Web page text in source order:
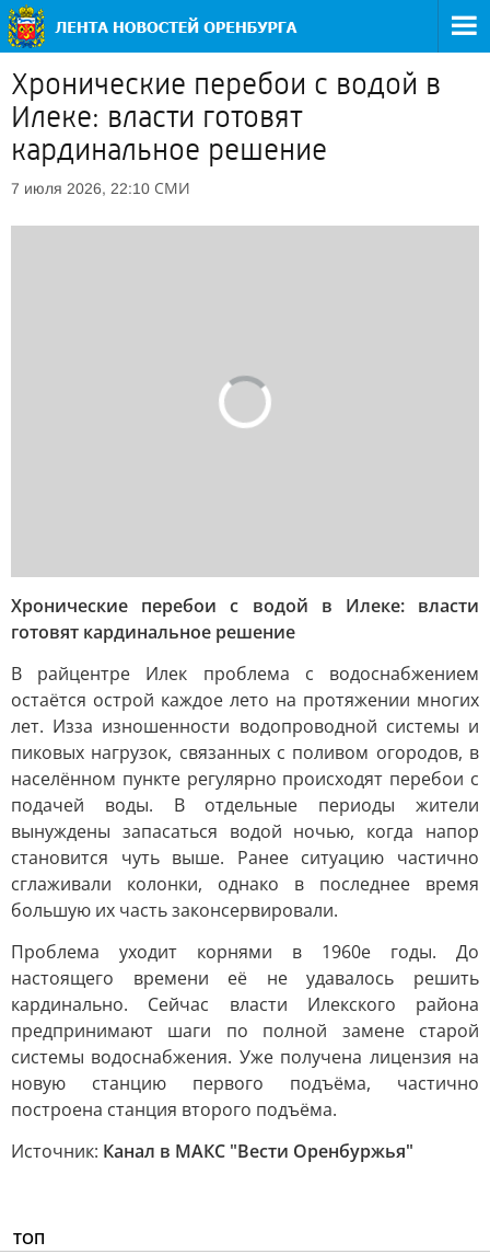
Хронические перебои с водой в
Илеке: власти готовят
кардинальное решение
7 июля 2026, 22:10 СМИ
Хронические перебои с водой в Илеке: власти
готовят кардинальное решение
В райцентре Илек проблема с водоснабжением
остаётся острой каждое лето на протяжении многих
лет. Изза изношенности водопроводной системы и
пиковых нагрузок, связанных с поливом огородов, в
населённом пункте регулярно происходят перебои с
подачей воды. В отдельные периоды жители
вынуждены запасаться водой ночью, когда напор
становится чуть выше. Ранее ситуацию частично
сглаживали колонки, однако в последнее время
большую их часть законсервировали.
Проблема уходит корнями в 1960е годы. До
настоящего времени её не удавалось решить
кардинально. Сейчас власти Илекского района
предпринимают шаги по полной замене старой
системы водоснабжения. Уже получена лицензия на
новую станцию первого подъёма, частично
построена станция второго подъёма.
Источник: Канал в МАКС "Вести Оренбуржья"
ТОП